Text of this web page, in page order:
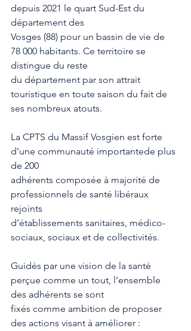
depuis 2021 le quart Sud-Est du
département des
Vosges (88) pour un bassin de vie de
78 000 habitants. Ce territoire se
distingue du reste
du département par son attrait
touristique en toute saison du fait de
ses nombreux atouts.
La CPTS du Massif Vosgien est forte
d’une communauté importantede plus
de 200
adhérents composée à majorité de
professionnels de santé libéraux
rejoints
d’établissements sanitaires, médico-
sociaux, sociaux et de collectivités.
Guidés par une vision de la santé
perçue comme un tout, l’ensemble
des adhérents se sont
fixés comme ambition de proposer
des actions visant à améliorer :